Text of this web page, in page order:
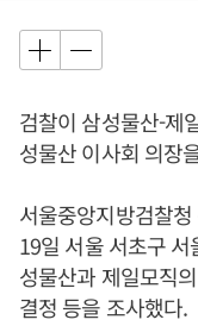
검찰이 삼성물산-제
성물산 이사회 의장
서울중앙지방검찰
19일 서울 서초구
성물산과 제일모직
결정 등을 조사했다.